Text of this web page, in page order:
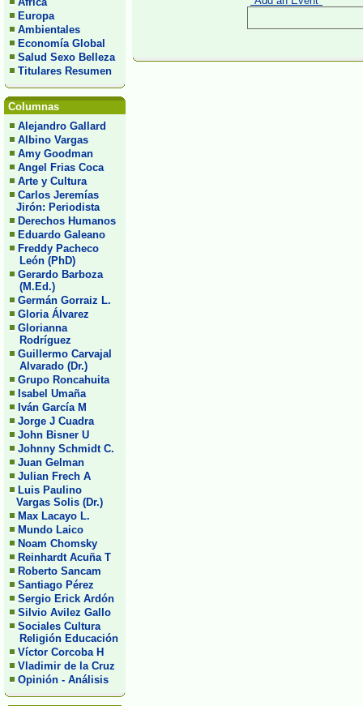
Europa
Ambientales
Economía Global
Salud Sexo Belleza
Titulares Resumen
Columnas
Alejandro Gallard
Albino Vargas
Amy Goodman
Angel Frias Coca
Arte y Cultura
Carlos Jeremías
Jirón: Periodista
Derechos Humanos
Eduardo Galeano
Freddy Pacheco
León (PhD)
Gerardo Barboza
(M.Ed.)
Germán Gorraiz L.
Gloria Álvarez
Glorianna
Rodríguez
Guillermo Carvajal
Alvarado (Dr.)
Grupo Roncahuita
Isabel Umaña
Iván García M
Jorge J Cuadra
John Bisner U
Johnny Schmidt C.
Juan Gelman
Julian Frech A
Luis Paulino
Vargas Solis (Dr.)
Max Lacayo L.
Mundo Laico
Noam Chomsky
Reinhardt Acuña T
Roberto Sancam
Santiago Pérez
Sergio Erick Ardón
Silvio Avilez Gallo
Sociales Cultura
Religión Educación
Víctor Corcoba H
Vladimir de la Cruz
Opinión - Análisis